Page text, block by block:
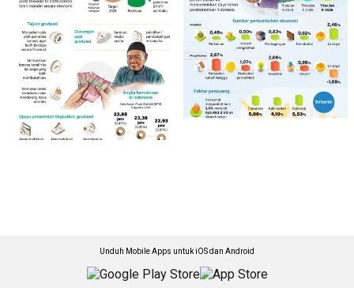
Unduh Mobile Apps untuk iOS dan Android